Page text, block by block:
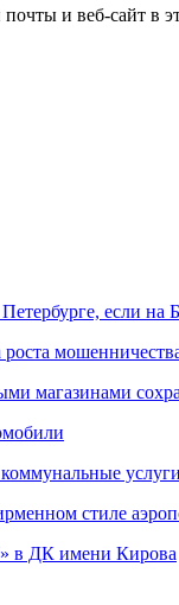
и веб-сайт в
если
роста
магазинами
стиле
в ДК имени Кирова